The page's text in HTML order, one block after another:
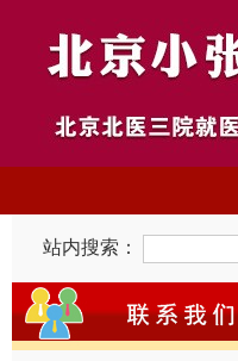
站内搜索：